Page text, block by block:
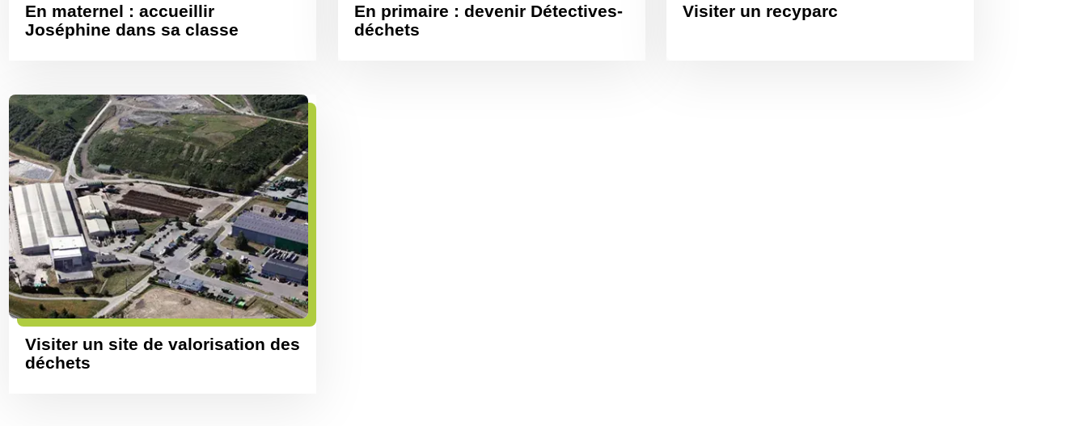
En maternel : accueillir
Joséphine dans sa classe
En primaire : devenir Détectives-
déchets
Visiter un recyparc
Visiter un site de valorisation des
déchets